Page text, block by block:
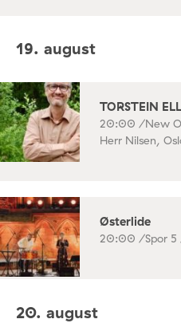
19. august
TORSTEIN
20:00 /New
Herr Nilsen,
Østerlide
20:00 /Spor 5
20. august